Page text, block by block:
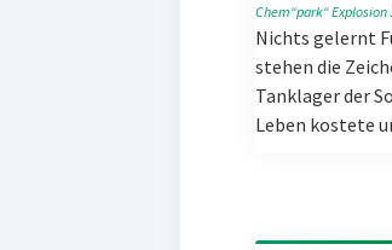
Chem“park“Explosion
Nichts gelernt
stehen die
Tanklager der
Leben kostete